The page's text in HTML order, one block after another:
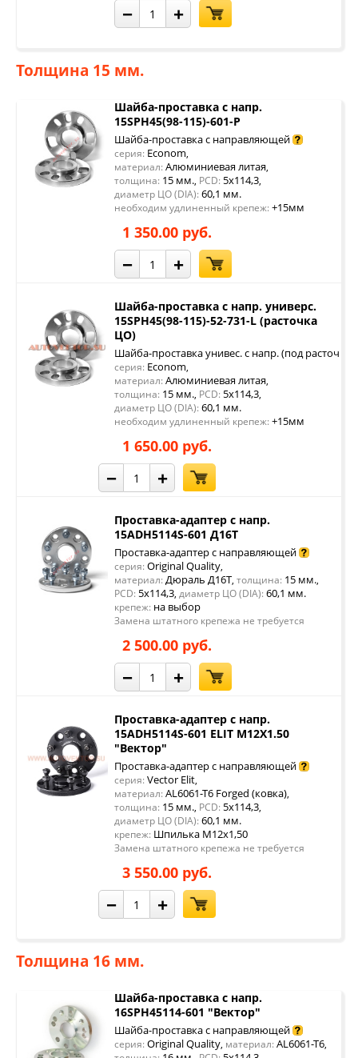
− +
Толщина 15 мм.
Шайба-проставка с напр.
15SPH45(98-115)-601-P
Шайба-проставка с направляющей
серия: Econom,
материал: Алюминиевая литая,
толщина: 15 мм., PCD: 5x114,3,
диаметр ЦО (DIA): 60,1 мм.
необходим удлиненный крепеж: +15мм
1 350.00 руб.
− +
Шайба-проставка с напр. универс.
15SPH45(98-115)-52-731-L (расточка
ЦО)
Шайба-проставка унивес. с напр. (под расточку
серия: Econom,
материал: Алюминиевая литая,
толщина: 15 мм., PCD: 5x114,3,
диаметр ЦО (DIA): 60,1 мм.
необходим удлиненный крепеж: +15мм
1 650.00 руб.
− +
Проставка-адаптер с напр.
15ADH5114S-601 Д16Т
Проставка-адаптер с направляющей
серия: Original Quality,
материал: Дюраль Д16Т, толщина: 15 мм.,
PCD: 5x114,3, диаметр ЦО (DIA): 60,1 мм.
крепеж: на выбор
Замена штатного крепежа не требуется
2 500.00 руб.
− +
Проставка-адаптер с напр.
15ADH5114S-601 ELIT M12X1.50
"Вектор"
Проставка-адаптер с направляющей
серия: Vector Elit,
материал: AL6061-T6 Forged (ковка),
толщина: 15 мм., PCD: 5x114,3,
диаметр ЦО (DIA): 60,1 мм.
крепеж: Шпилька М12х1,50
Замена штатного крепежа не требуется
3 550.00 руб.
− +
Толщина 16 мм.
Шайба-проставка с напр.
16SPH45114-601 "Вектор"
Шайба-проставка с направляющей
серия: Original Quality, материал: AL6061-T6,